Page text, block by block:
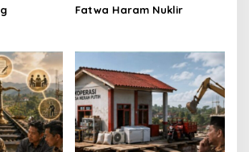
Fatwa Haram Nuklir